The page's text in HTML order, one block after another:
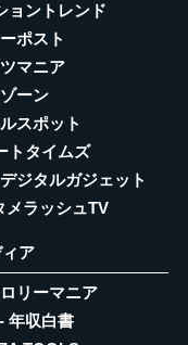
ョントレンド
ポスト
マニア
ーン
スポット
トタイムズ
ジタルガジェット
メラッシュTV
ア
リーマニア
年収白書